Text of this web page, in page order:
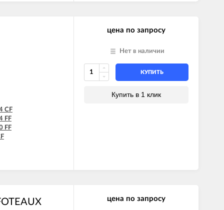
CF
FF
FF
цена по запросу
Нет в наличии
КУПИТЬ
Купить в 1 клик
цена по запросу